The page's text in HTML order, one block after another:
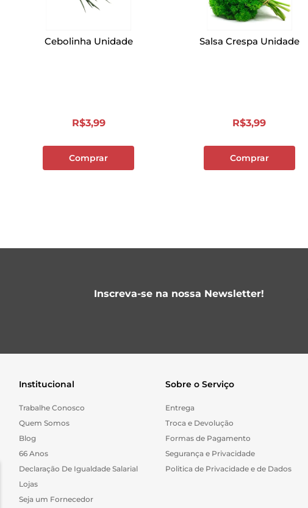
Cebolinha Unidade
R$3,99
Comprar
Salsa Crespa Unidade
R$3,99
Comprar
Inscreva-se na nossa Newsletter!
Institucional
Trabalhe Conosco
Quem Somos
Blog
66 Anos
Declaração De Igualdade Salarial
Lojas
Seja um Fornecedor
Sobre o Serviço
Entrega
Troca e Devolução
Formas de Pagamento
Segurança e Privacidade
Politica de Privacidade e de Dados